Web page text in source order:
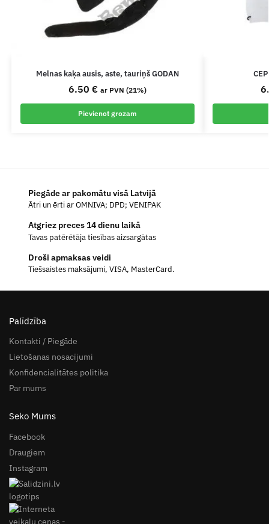
Melnas kaķa ausis, aste, tauriņš GODAN
6.50 € ar PVN (21%)
Pievienot grozam
Piegāde ar pakomātu visā Latvijā
Ātri un ērti ar OMNIVA; DPD; VENIPAK
Atgriez preces 14 dienu laikā
Tavas patērētāja tiesības aizsargātas
Droši apmaksas veidi
Tiešsaistes maksājumi, VISA, MasterCard.
Palīdzība
Kontakti / Piegāde
Lietošanas nosacījumi
Konfidencialitātes politika
Par mums
Seko Mums
Facebook
Draugiem
Instagram